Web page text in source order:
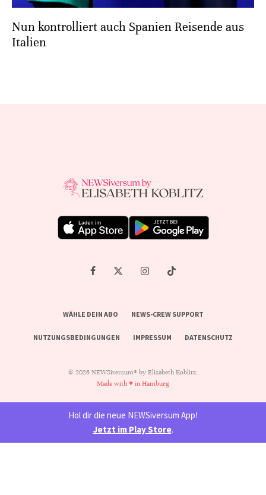
Nun kontrolliert auch Spanien Reisende aus
Italien
WÄHLE DEIN ABO NEWS-CREW SUPPORT
NUTZUNGSBEDINGUNGEN IMPRESSUM DATENSCHUTZ
© 2026 NEWSiversum® by Elisabeth Koblitz.
Made with ♥ in Hamburg
Hol dir die neue NEWSiversum App!
Jetzt im Play Store.